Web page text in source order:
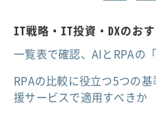
IT戦略・IT投資・DXのお
一覧表で確認、AIとRPAの「
RPAの比較に役立つ5つの
援サービスで適用すべきか